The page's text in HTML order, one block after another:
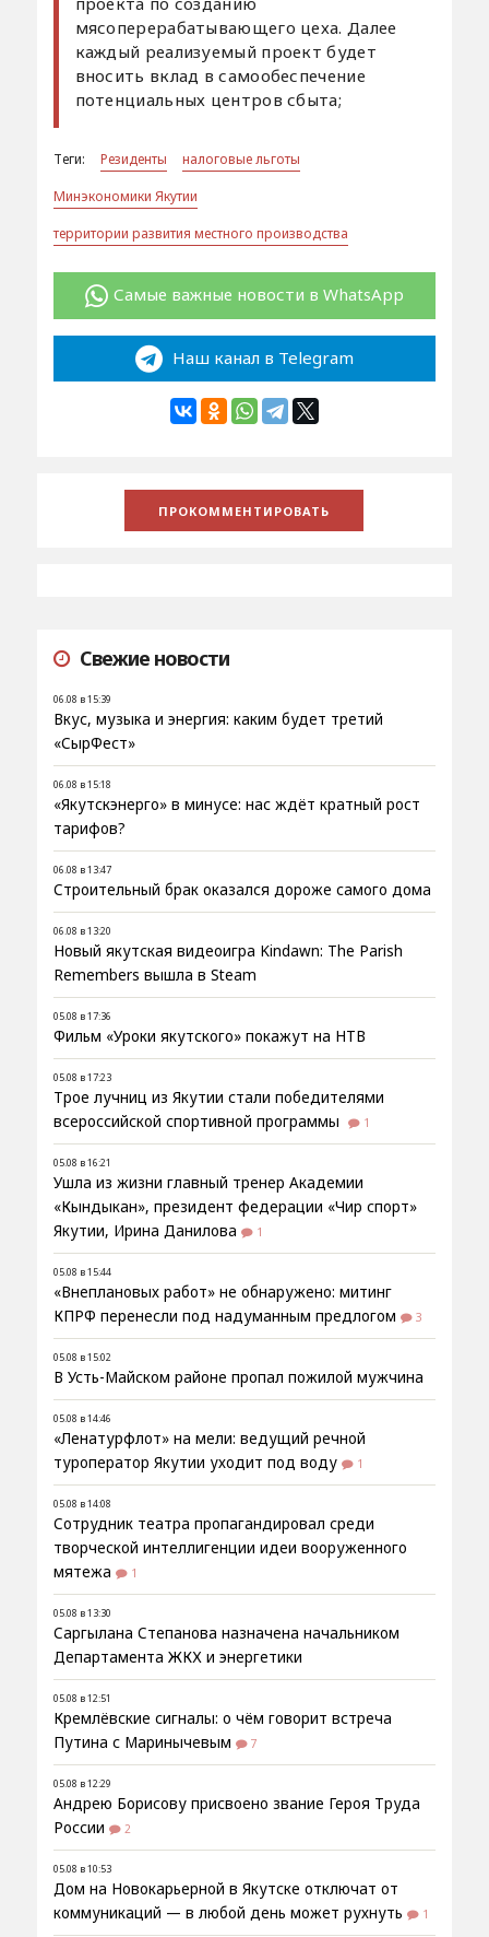
мясоперерабатывающего цеха. Далее
каждый реализуемый проект будет
вносить вклад в самообеспечение
потенциальных центров сбыта;
Теги: Резиденты
налоговые льготы
Минэкономики Якутии
территории развития местного производства
Самые важные новости в WhatsApp
Наш канал в Telegram
Свежие новости
06.08 в 15:39
Вкус, музыка и энергия: каким будет третий
«СырФест»
06.08 в 15:18
«Якутскэнерго» в минусе: нас ждёт кратный рост
тарифов?
06.08 в 13:47
Строительный брак оказался дороже самого дома
06.08 в 13:20
Новый якутская видеоигра Kindawn: The Parish
Remembers вышла в Steam
05.08 в 17:36
Фильм «Уроки якутского» покажут на НТВ
05.08 в 17:23
Трое лучниц из Якутии стали победителями
всероссийской спортивной программы
1
05.08 в 16:21
Ушла из жизни главный тренер Академии
«Кындыкан», президент федерации «Чир спорт»
Якутии, Ирина Данилова
1
05.08 в 15:44
«Внеплановых работ» не обнаружено: митинг
КПРФ перенесли под надуманным предлогом
3
05.08 в 15:02
В Усть-Майском районе пропал пожилой мужчина
05.08 в 14:46
«Ленатурфлот» на мели: ведущий речной
туроператор Якутии уходит под воду
1
05.08 в 14:08
Сотрудник театра пропагандировал среди
творческой интеллигенции идеи вооруженного
мятежа
1
05.08 в 13:30
Саргылана Степанова назначена начальником
Департамента ЖКХ и энергетики
05.08 в 12:51
Кремлёвские сигналы: о чём говорит встреча
Путина с Маринычевым
7
05.08 в 12:29
Андрею Борисову присвоено звание Героя Труда
России
2
05.08 в 10:53
Дом на Новокарьерной в Якутске отключат от
коммуникаций — в любой день может рухнуть
1